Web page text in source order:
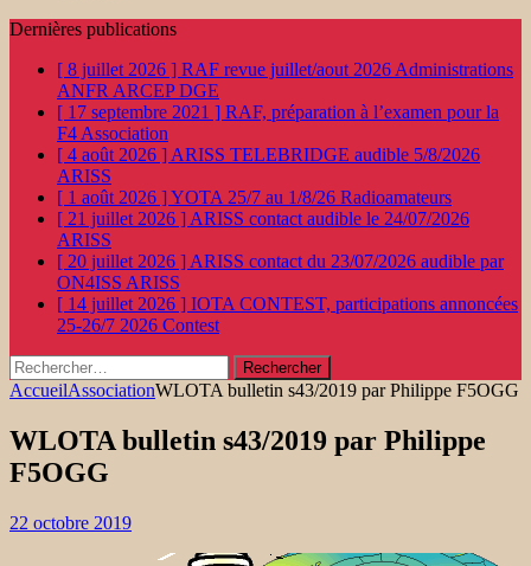
Dernières publications
[ 8 juillet 2026 ] RAF revue juillet/aout 2026 Administrations
ANFR ARCEP DGE
[ 17 septembre 2021 ] RAF, préparation à l’examen pour la
F4 Association
[ 4 août 2026 ] ARISS TELEBRIDGE audible 5/8/2026
ARISS
[ 1 août 2026 ]YOTA 25/7 au 1/8/26 Radioamateurs
[ 21 juillet 2026 ] ARISS contact audible le 24/07/2026
ARISS
[ 20 juillet 2026 ] ARISS contact du 23/07/2026 audible par
ON4ISS ARISS
[ 14 juillet 2026 ] IOTA CONTEST, participations annoncées
25-26/7 2026 Contest
Rechercher :
AccueilAssociationWLOTA bulletin s43/2019 par Philippe F5OGG
WLOTA bulletin s43/2019 par Philippe
F5OGG
22 octobre 2019